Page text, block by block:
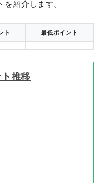
紹介します。
ト 最低ポイント
推移